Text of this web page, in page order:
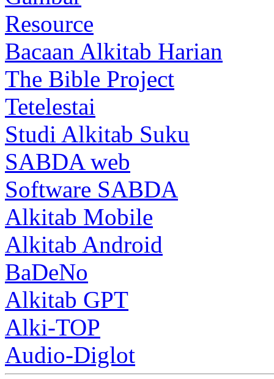
Resource
Bacaan Alkitab Harian
The Bible Project
Tetelestai
Studi Alkitab Suku
SABDA web
Software SABDA
Alkitab Mobile
Alkitab Android
BaDeNo
Alkitab GPT
Alki-TOP
Audio-Diglot